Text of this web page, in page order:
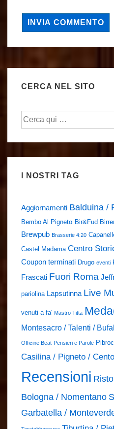
CERCA NEL SITO
Cerca:
I NOSTRI TAG
Aggiornamenti Balduina /
Bembo Al Pigneto Bir&Fud
Brewpub Brasserie 4:20
Castel Madama Centro
Coupon terminati Drugo eventi
Frascati Fuori Roma
pariolina Lapsutinna Live
venuti a fa' Mastro Titta
Montesacro / Talenti /
Officine Beat Pensieri e Parole
Casilina / Pigneto /
Recensioni
Bologna / Nomentano
Garbatella /